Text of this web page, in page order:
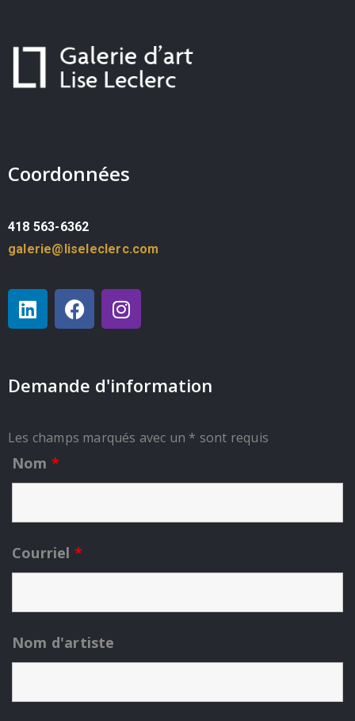
Coordonnées
418 563-6362
galerie@liseleclerc.com
Demande d'information
Les champs marqués avec un * sont requis
Nom *
Courriel *
Nom d'artiste